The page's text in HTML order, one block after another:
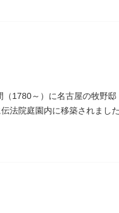
1780～）に名古屋の牧野
法院庭園内に移築されまし